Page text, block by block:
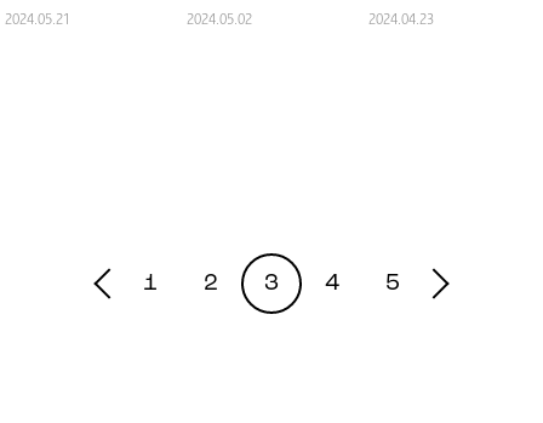
2024.05.21 2024.05.02 2024.04.23
1 2 3 4 5